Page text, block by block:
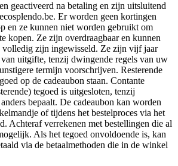
geactiveerd na betaling en zijn uitsluitend
Er worden geen kortingen
en ze kunnen niet worden gebruikt om
kopen. Ze zijn overdraagbaar en kunnen
volledig zijn ingewisseld. Ze zijn vijf jaar
uitgifte, tenzij dwingende regels van uw
termijn voorschrijven. Resterende
op de cadeaubon staan. Contante
tegoed is uitgesloten, tenzij
bepaalt. De cadeaubon kan worden
of tijdens het bestelproces via het
Achteraf verrekenen met bestellingen die al
Als het tegoed onvoldoende is, kan
via de betaalmethoden die in de winkel